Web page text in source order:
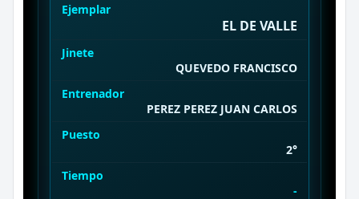
Ejemplar
EL DE VALLE
Jinete
QUEVEDO FRANCISCO
Entrenador
PEREZ PEREZ JUAN CARLOS
Puesto
2°
Tiempo
-